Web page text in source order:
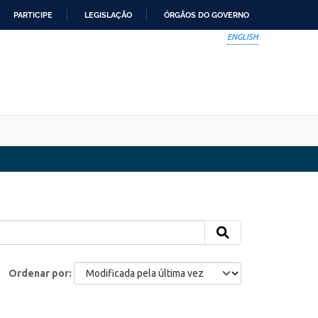
PARTICIPE LEGISLAÇÃO ÓRGÃOS DO GOVERNO
ENGLISH
Ordenar por